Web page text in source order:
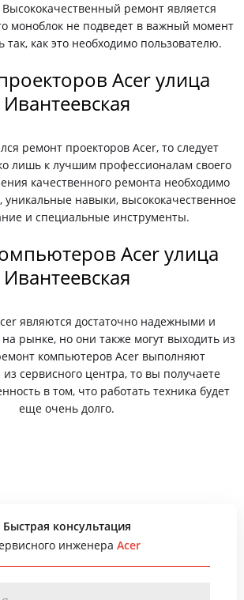
ремонт является
моноблок не подведет в важный момент
так, как это необходимо пользователю.
Acer улица
Ивантеевская
ремонт проекторов Acer, то следует
лишь к лучшим профессионалам своего
качественного ремонта необходимо
уникальные навыки, высококачественное
и специальные инструменты.
Acer улица
Ивантеевская
являются достаточно надежными и
рынке, но они также могут выходить из
компьютеров Acer выполняют
сервисного центра, то вы получаете
в том, что работать техника будет
еще очень долго.
Быстрая консультация
инженераAcer